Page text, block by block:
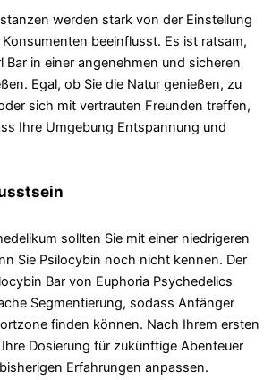
werden stark von der Einstellung
beeinflusst. Es ist ratsam,
Bar in einer angenehmen und sicheren
Egal, ob Sie die Natur genießen, zu
sich mit vertrauten Freunden treffen,
Ihre Umgebung Entspannung und
sollten Sie mit einer niedrigeren
Sie Psilocybin noch nicht kennen. Der
Bar von Euphoria Psychedelics
Segmentierung, sodass Anfänger
finden können. Nach Ihrem ersten
Dosierung für zukünftige Abenteuer
Erfahrungen anpassen.